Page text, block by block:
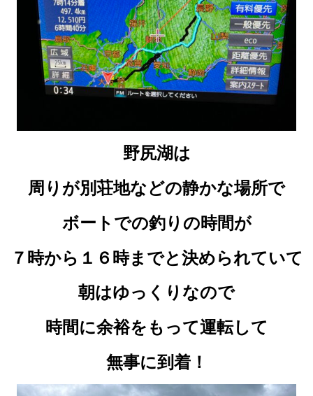
野尻湖は
周りが別荘地などの静かな場所で
ボートでの釣りの時間が
７時から１６時までと決められていて
朝はゆっくりなので
時間に余裕をもって運転して
無事に到着！